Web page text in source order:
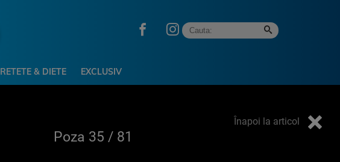
RETETE & DIETE EXCLUSIV
Înapoi la articol
Poza 35 / 81